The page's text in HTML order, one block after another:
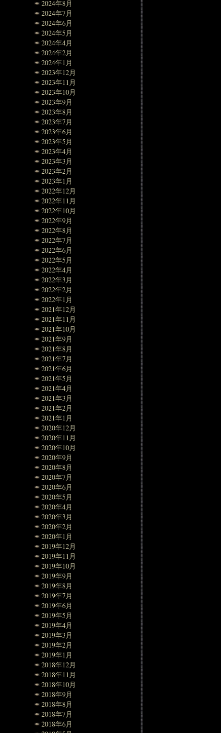
2024年8月
2024年7月
2024年6月
2024年5月
2024年4月
2024年2月
2024年1月
2023年12月
2023年11月
2023年10月
2023年9月
2023年8月
2023年7月
2023年6月
2023年5月
2023年4月
2023年3月
2023年2月
2023年1月
2022年12月
2022年11月
2022年10月
2022年9月
2022年8月
2022年7月
2022年6月
2022年5月
2022年4月
2022年3月
2022年2月
2022年1月
2021年12月
2021年11月
2021年10月
2021年9月
2021年8月
2021年7月
2021年6月
2021年5月
2021年4月
2021年3月
2021年2月
2021年1月
2020年12月
2020年11月
2020年10月
2020年9月
2020年8月
2020年7月
2020年6月
2020年5月
2020年4月
2020年3月
2020年2月
2020年1月
2019年12月
2019年11月
2019年10月
2019年9月
2019年8月
2019年7月
2019年6月
2019年5月
2019年4月
2019年3月
2019年2月
2019年1月
2018年12月
2018年11月
2018年10月
2018年9月
2018年8月
2018年7月
2018年6月